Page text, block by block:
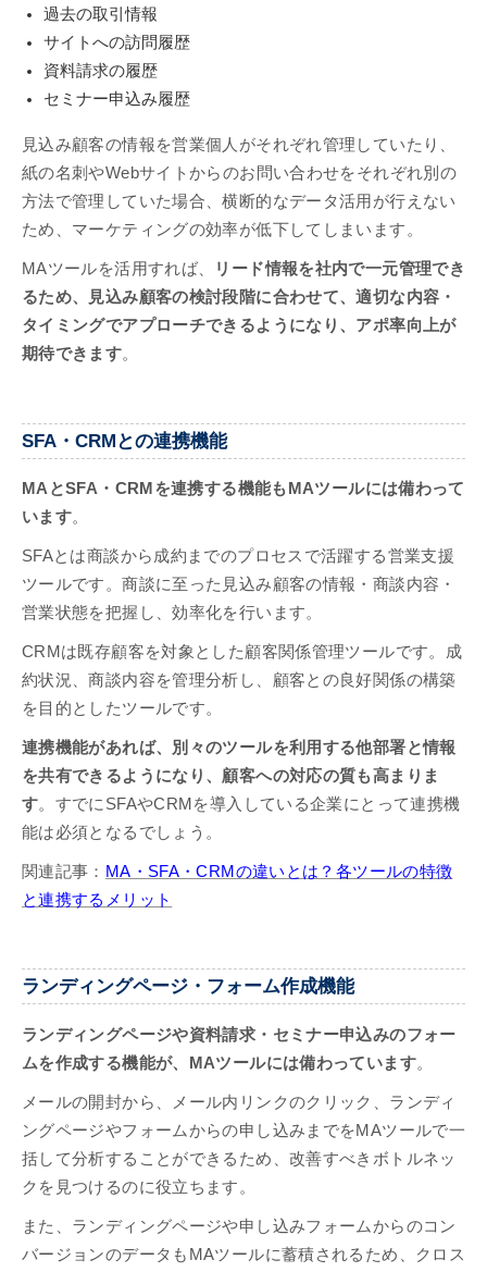
過去の取引情報
サイトへの訪問履歴
資料請求の履歴
セミナー申込み履歴
見込み顧客の情報を営業個人がそれぞれ管理していたり、
紙の名刺やWebサイトからのお問い合わせをそれぞれ別の
方法で管理していた場合、横断的なデータ活用が行えない
ため、マーケティングの効率が低下してしまいます。
MAツールを活用すれば、
リード情報を社内で一元管理でき
るため、見込み顧客の検討段階に合わせて、適切な内容・
タイミングでアプローチできるようになり、アポ率向上が
期待できます。
SFA・CRMとの連携機能
MAとSFA・CRMを連携する機能もMAツールには備わって
います。
SFAとは商談から成約までのプロセスで活躍する営業支援
ツールです。商談に至った見込み顧客の情報・商談内容・
営業状態を把握し、効率化を行います。
CRMは既存顧客を対象とした顧客関係管理ツールです。成
約状況、商談内容を管理分析し、顧客との良好関係の構築
を目的としたツールです。
連携機能があれば、別々のツールを利用する他部署と情報
を共有できるようになり、顧客への対応の質も高まりま
す。すでにSFAやCRMを導入している企業にとって連携機
能は必須となるでしょう。
関連記事： MA・SFA・CRMの違いとは？各ツールの特徴
と連携するメリット
ランディングページ・フォーム作成機能
ランディングページや資料請求・セミナー申込みのフォー
ムを作成する機能が、MAツールには備わっています。
メールの開封から、メール内リンクのクリック、ランディ
ングページやフォームからの申し込みまでをMAツールで一
括して分析することができるため、改善すべきボトルネッ
クを見つけるのに役立ちます。
また、ランディングページや申し込みフォームからのコン
バージョンのデータもMAツールに蓄積されるため、クロス